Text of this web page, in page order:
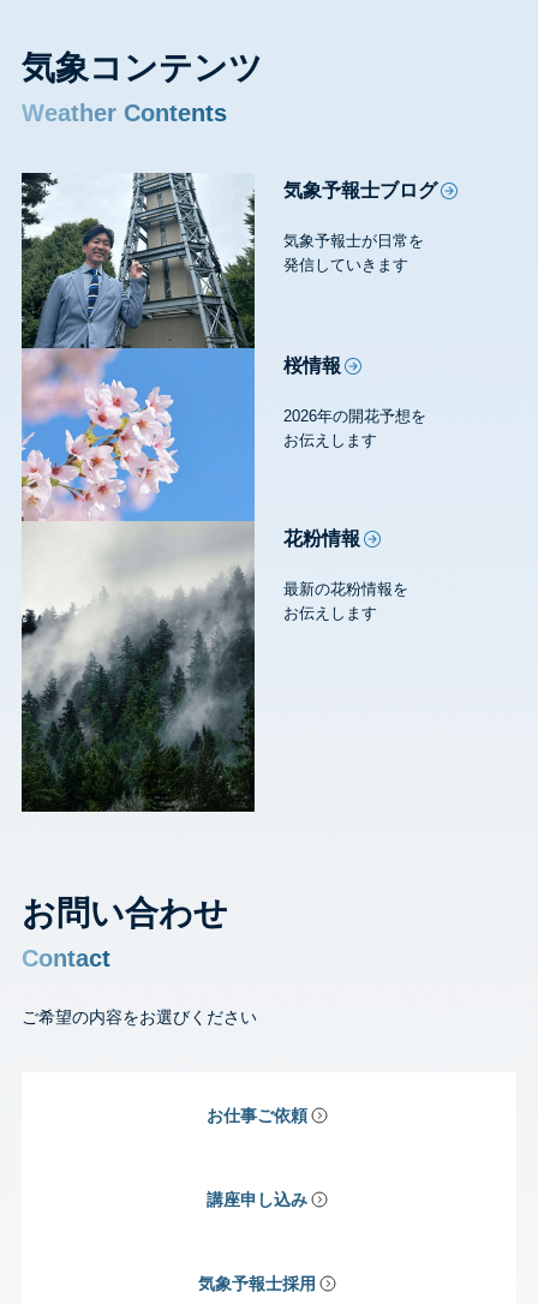
気象コンテンツ
Weather Contents
気象予報士ブログ
気象予報士が日常を
発信していきます
桜情報
2026年の開花予想を
お伝えします
花粉情報
最新の花粉情報を
お伝えします
お問い合わせ
Contact
ご希望の内容をお選びください
お仕事ご依頼
講座申し込み
気象予報士採用